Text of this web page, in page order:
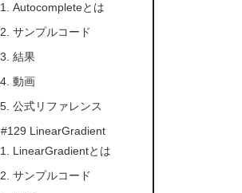
Autocompleteとは
サンプルコード
結果
動画
公式リファレンス
#129 LinearGradient
LinearGradientとは
サンプルコード